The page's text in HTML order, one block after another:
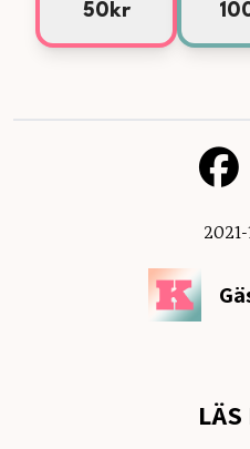
50kr
LÄS